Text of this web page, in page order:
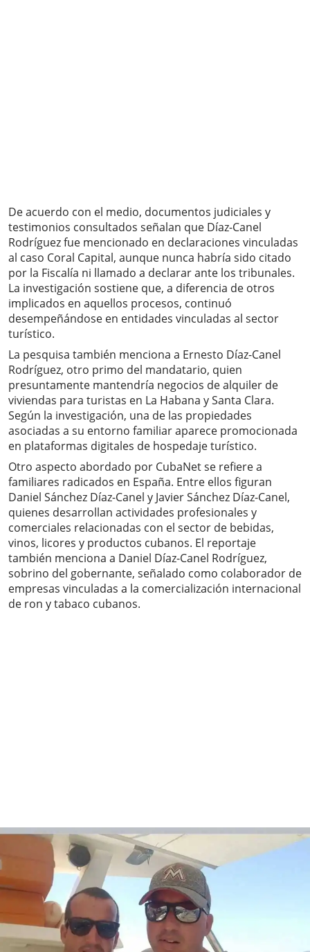
De acuerdo con el medio, documentos judiciales y
testimonios consultados señalan que Díaz-Canel
Rodríguez fue mencionado en declaraciones vinculadas
al caso Coral Capital, aunque nunca habría sido citado
por la Fiscalía ni llamado a declarar ante los tribunales.
La investigación sostiene que, a diferencia de otros
implicados en aquellos procesos, continuó
desempeñándose en entidades vinculadas al sector
turístico.
La pesquisa también menciona a Ernesto Díaz-Canel
Rodríguez, otro primo del mandatario, quien
presuntamente mantendría negocios de alquiler de
viviendas para turistas en La Habana y Santa Clara.
Según la investigación, una de las propiedades
asociadas a su entorno familiar aparece promocionada
en plataformas digitales de hospedaje turístico.
Otro aspecto abordado por CubaNet se refiere a
familiares radicados en España. Entre ellos figuran
Daniel Sánchez Díaz-Canel y Javier Sánchez Díaz-Canel,
quienes desarrollan actividades profesionales y
comerciales relacionadas con el sector de bebidas,
vinos, licores y productos cubanos. El reportaje
también menciona a Daniel Díaz-Canel Rodríguez,
sobrino del gobernante, señalado como colaborador de
empresas vinculadas a la comercialización internacional
de ron y tabaco cubanos.